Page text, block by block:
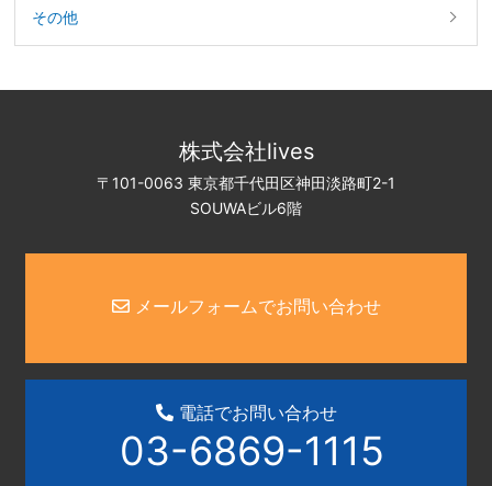
その他
株式会社lives
〒101-0063 東京都千代田区神田淡路町2-1
SOUWAビル6階
メールフォームでお問い合わせ
電話でお問い合わせ
03-6869-1115